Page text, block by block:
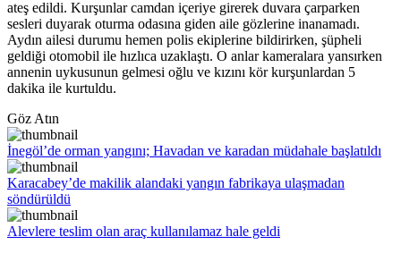
ateş edildi. Kurşunlar camdan içeriye girerek duvara çarparken
sesleri duyarak oturma odasına giden aile gözlerine inanamadı.
Aydın ailesi durumu hemen polis ekiplerine bildirirken, şüpheli
geldiği otomobil ile hızlıca uzaklaştı. O anlar kameralara yansırken
annenin uykusunun gelmesi oğlu ve kızını kör kurşunlardan 5
dakika ile kurtuldu.
Göz Atın
İnegöl’de orman yangını; Havadan ve karadan müdahale başlatıldı
Karacabey’de makilik alandaki yangın fabrikaya ulaşmadan
söndürüldü
Alevlere teslim olan araç kullanılamaz hale geldi